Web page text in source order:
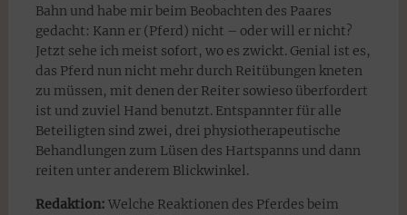
Bahn und habe mir beim Beobachten des Paares
gedacht: Kann er (Pferd) nicht – oder will er nicht?
Jetzt sehe ich meist sofort, wo es zwickt. Genial ist es,
das Pferd nun nicht mehr durch Reitübungen kneten
zu müssen, mit denen der Reiter sowieso überfordert
ist und zuviel Hand benutzt. Entspannter für alle
Beteiligten sind zwei, drei physiotherapeutische
Behandlungen zum Lüsen des Hartspanns und dann
reiten unter anderem Blickwinkel.
Redaktion: Welche Reaktionen des Pferdes beim